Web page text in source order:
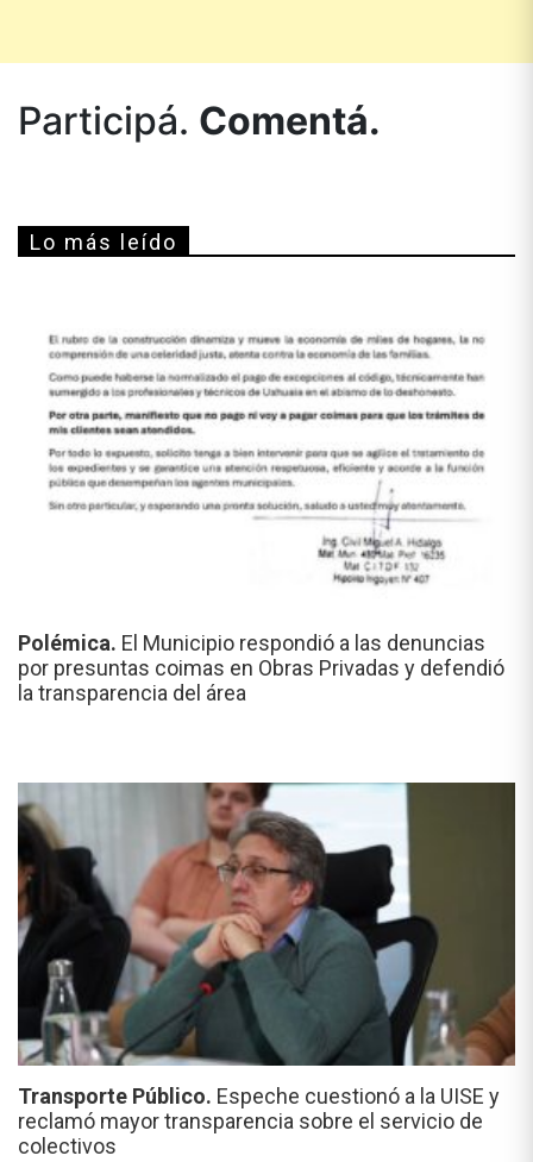
Participá. Comentá.
Lo más leído
Polémica. El Municipio respondió a las denuncias
por presuntas coimas en Obras Privadas y defendió
la transparencia del área
Transporte Público. Espeche cuestionó a la UISE y
reclamó mayor transparencia sobre el servicio de
colectivos